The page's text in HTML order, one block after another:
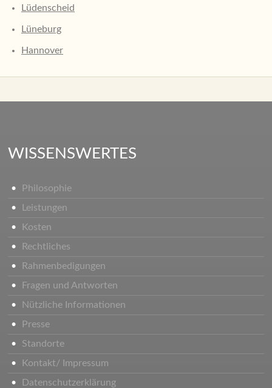
Lüdenscheid
Lüneburg
Hannover
WISSENSWERTES
Philosophie
Leistungen
Kosten
Rechtliches
Rahmenbedigungen
Fragen und Antworten
Nützliche Informationen
Presse
Standorte
Kontakt/ Impressum
Datenschutzerklärung